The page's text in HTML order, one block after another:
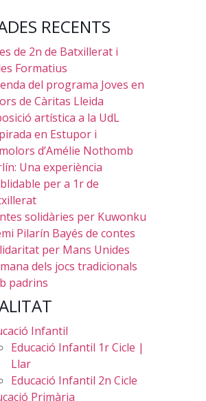
RECENTS
de 2n de Batxillerat i
Formatius
del programa Joves en
de Càritas Lleida
artística a la UdL
en Estupor i
d’Amélie Nothomb
Una experiència
per a 1r de
solidàries per Kuwonku
Pilarín Bayés de contes
per Mans Unides
dels jocs tradicionals
padrins
Infantil
Educació Infantil 1r Cicle |
Llar
Educació Infantil 2n Cicle
Primària